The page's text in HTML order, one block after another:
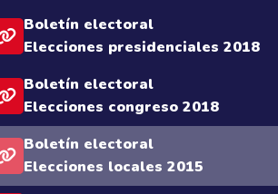
Boletín electoral
Elecciones presidenciales 2018
Boletín electoral
Elecciones congreso 2018
Boletín electoral
Elecciones locales 2015